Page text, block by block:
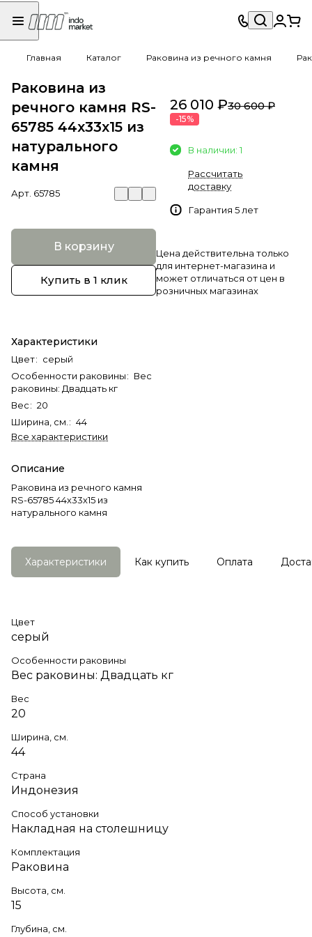
Главная Каталог Раковина из речного камня
Раковина из
речного камня RS-
65785 44х33х15 из
натурального
камня
Арт. 65785
В корзину
Купить в 1 клик
Характеристики
Цвет: серый
Особенности раковины: Вес
раковины: Двадцать кг
Вес: 20
Ширина, см. : 44
Все характеристики
Описание
Раковина из речного камня
RS-65785 44х33х15 из
натурального камня
26 010 ₽30 600 ₽
-15%
В наличии: 1
Рассчитать
доставку
Гарантия 5 лет
Цена действительна только
для интернет-магазина и
может отличаться от цен в
розничных магазинах
Характеристики Как купить Оплата
Цвет
серый
Особенности раковины
Вес раковины: Двадцать кг
Вес
20
Ширина, см.
44
Страна
Индонезия
Способ установки
Накладная на столешницу
Комплектация
Раковина
Высота, см.
15
Глубина, см.